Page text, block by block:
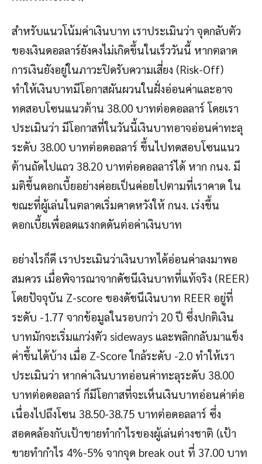
สำหรับแนวโน้มค่าเงินบาท เราประเมินว่า จุดกลับตัว
ของเงินดอลลาร์ยังคงไม่เกิดขึ้นในเร็ววันนี้ หากตลาด
การเงินยังอยู่ในภาวะปิดรับความเสี่ยง (Risk-Off)
ทำให้เงินบาทมีโอกาสผันผวนในฝั่งอ่อนค่าและอาจ
ทดสอบโซนแนวต้าน 38.00 บาทต่อดอลลาร์ โดยเรา
ประเมินว่า มีโอกาสที่ในวันนี้เงินบาทอาจอ่อนค่าทะลุ
ระดับ 38.00 บาทต่อดอลลาร์ ขึ้นไปทดสอบโซนแนว
ต้านถัดไปแถว 38.20 บาทต่อดอลลาร์ได้ หาก กนง. มี
มติขึ้นดอกเบี้ยอย่างค่อยเป็นค่อยไปตามที่เราคาด ใน
ขณะที่ผู้เล่นในตลาดเริ่มคาดหวังให้ กนง. เร่งขึ้น
ดอกเบี้ยเพื่อลดแรงกดดันต่อค่าเงินบาท
อย่างไรก็ดี เราประเมินว่าเงินบาทได้อ่อนค่าลงมาพอ
สมควร เมื่อพิจารณาจากดัชนีเงินบาทที่แท้จริง (REER)
โดยปัจจุบัน Z-score ของดัชนีเงินบาท REER อยู่ที่
ระดับ -1.77 จากข้อมูลในรอบกว่า 20 ปี ซึ่งปกติเงิน
บาทมักจะเริ่มแกว่งตัว sideways และพลิกกลับมาแข็ง
ค่าขึ้นได้บ้าง เมื่อ Z-Score ใกล้ระดับ -2.0 ทำให้เรา
ประเมินว่า หากค่าเงินบาทอ่อนค่าทะลุระดับ 38.00
บาทต่อดอลลาร์ ก็มีโอกาสที่จะเห็นเงินบาทอ่อนค่าต่อ
เนื่องไปถึงโซน 38.50-38.75 บาทต่อดอลลาร์ ซึ่ง
สอดคล้องกับเป้าขายทำกำไรของผู้เล่นต่างชาติ (เป้า
ขายทำกำไร 4%-5% จากจุด break out ที่ 37.00 บาท